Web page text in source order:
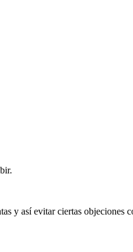
y así evitar ciertas objeciones